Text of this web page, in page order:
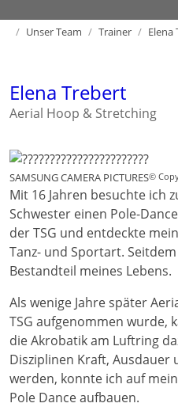
HomeUnser Team Trainer Elena
Elena Trebert
Aerial Hoop & Stretching
SAMSUNG CAMERA PICTURES©
Mit 16 Jahren besuchte ich
Schwester einen Pole-
der TSG und entdeckte
Tanz- und Sportart.
Bestandteil meines Lebens.
Als wenige Jahre später
TSG aufgenommen wurde,
die Akrobatik am Luftring
Disziplinen Kraft,
werden, konnte ich auf
Pole Dance aufbauen.